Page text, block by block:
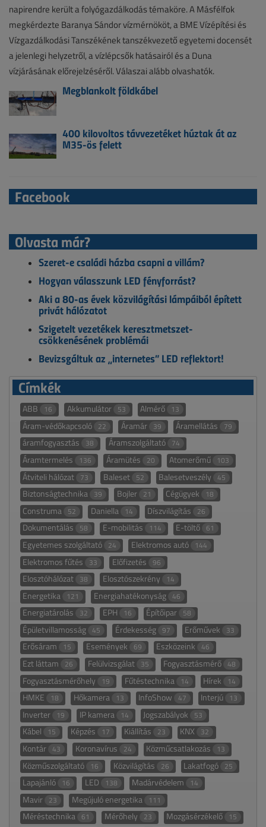
napirendre került a folyógazdálkodás témaköre. A Másfélfok
megkérdezte Baranya Sándor vízmérnököt, a BME Vízépítési és
Vízgazdálkodási Tanszékének tanszékvezető egyetemi docensét
a jelenlegi helyzetről, a vízlépcsők hatásairól és a Duna
vízjárásának előrejelzéséről. Válaszai alább olvashatók.
Megblankolt földkábel
400 kilovoltos távvezetéket húztak át az
M35-ös felett
Facebook
Olvasta már?
Szeret-e családi házba csapni a villám?
Hogyan válasszunk LED fényforrást?
Aki a 80-as évek közvilágítási lámpáiból épített
privát hálózatot
Szigetelt vezetékek keresztmetszet-
csökkenésének problémái
Bevizsgáltuk az „internetes” LED reflektort!
Címkék
ABB 16 Akkumulátor 53 Almérő 13
Áram-védőkapcsoló 22 Áramár 39 Áramellátás 79
áramfogyasztás 38 Áramszolgáltató 74
Áramtermelés 136 Áramütés 20 Atomerőmű 103
Átviteli hálózat 73 Baleset 52 Balesetveszély 45
Biztonságtechnika 39 Bojler 21 Cégügyek 18
Construma 52 Daniella 14 Díszvilágítás 26
Dokumentálás 58 E-mobilitás 114 E-töltő 61
Egyetemes szolgáltató 24 Elektromos autó 144
Elektromos fűtés 33 Előfizetés 96
Elosztóhálózat 38 Elosztószekrény 14
Energetika 121 Energiahatékonyság 46
Energiatárolás 32 EPH 16 Építőipar 58
Épületvillamosság 45 Érdekesség 97 Erőművek 33
Erősáram 15 Események 69 Eszközeink 46
Ezt láttam 26 Felülvizsgálat 35 Fogyasztásmérő 48
Fogyasztásmérőhely 19 Fűtéstechnika 14 Hírek 14
HMKE 18 Hőkamera 13 InfoShow 47 Interjú 13
Inverter 19 IP kamera 14 Jogszabályok 53
Kábel 15 Képzés 17 Kiállítás 23 KNX 32
Kontár 43 Koronavírus 24 Közműcsatlakozás 13
Közműszolgáltató 16 Közvilágítás 26 Lakatfogó 25
Lapajánló 16 LED 138 Madárvédelem 14
Mavir 23 Megújuló energetika 111
Méréstechnika 61 Mérőhely 23 Mozgásérzékelő 15